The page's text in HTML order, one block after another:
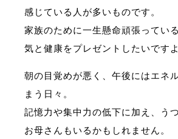
感じている人が多いものです。
家族のために一生懸命頑張ってい
気と健康をプレゼントしたいですよ
朝の目覚めが悪く、午後にはエネ
まう日々。
記憶力や集中力の低下に加え、う
お母さんもいるかもしれません。